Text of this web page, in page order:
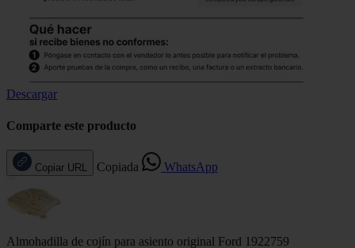
Descargar
Comparte este producto
Copiar URL Copiada WhatsApp
Almohadilla de cojín para asiento original Ford 1922759